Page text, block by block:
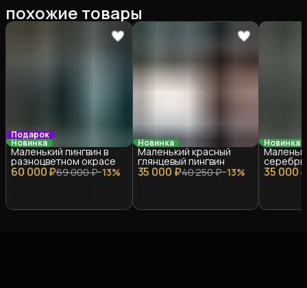
похожие товары
Подарок
Новинка
60 000 ₽69 000 ₽−13%
Маленький пингвин в
разноцветном окрасе
Новинка
35 000 ₽40 250 ₽−13%
Маленький красный
глянцевый пингвин
Новинка
35 000